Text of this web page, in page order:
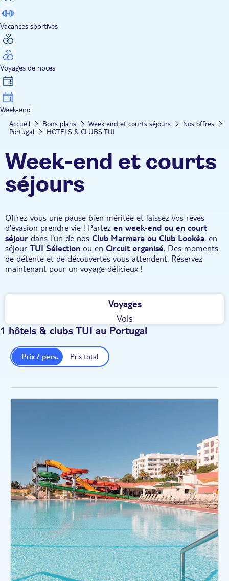
Vacances sportives
Voyages de noces
Week-end
Accueil Bons plans Week end et courts séjours
Nos offres
Portugal
HOTELS & CLUBS TUI
Week-end et courts
séjours
Offrez-vous une pause bien méritée et laissez vos rêves
d’évasion prendre vie ! Partez en week-end ou en court
séjour dans l'un de nos Club Marmara ou Club Lookéa, en
séjour TUI Sélection ou en Circuit organisé. Des moments
de détente et de découvertes vous attendent. Réservez
maintenant pour un voyage délicieux !
Voyages
Vols
1 hôtels & clubs TUI au Portugal
Prix total
Prix / pers.